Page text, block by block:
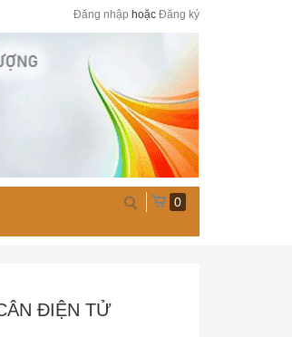
Đăng nhập hoặc Đăng ký
0
ĐIỆN TỬ